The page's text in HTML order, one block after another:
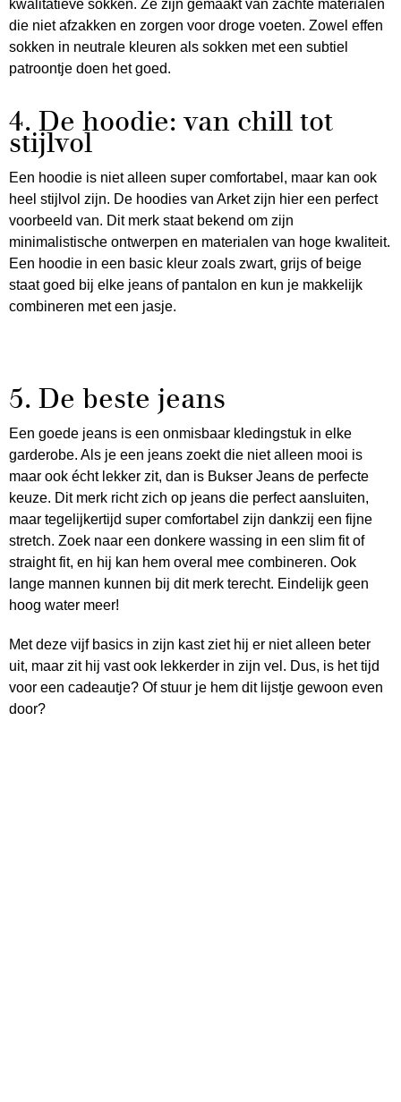
kwalitatieve sokken. Ze zijn gemaakt van zachte materialen
die niet afzakken en zorgen voor droge voeten. Zowel effen
sokken in neutrale kleuren als sokken met een subtiel
patroontje doen het goed.
4. De hoodie: van chill tot
stijlvol
Een hoodie is niet alleen super comfortabel, maar kan ook
heel stijlvol zijn. De hoodies van Arket zijn hier een perfect
voorbeeld van. Dit merk staat bekend om zijn
minimalistische ontwerpen en materialen van hoge kwaliteit.
Een hoodie in een basic kleur zoals zwart, grijs of beige
staat goed bij elke jeans of pantalon en kun je makkelijk
combineren met een jasje.
5. De beste jeans
Een goede jeans is een onmisbaar kledingstuk in elke
garderobe. Als je een jeans zoekt die niet alleen mooi is
maar ook écht lekker zit, dan is Bukser Jeans de perfecte
keuze. Dit merk richt zich op jeans die perfect aansluiten,
maar tegelijkertijd super comfortabel zijn dankzij een fijne
stretch. Zoek naar een donkere wassing in een slim fit of
straight fit, en hij kan hem overal mee combineren. Ook
lange mannen kunnen bij dit merk terecht. Eindelijk geen
hoog water meer!
Met deze vijf basics in zijn kast ziet hij er niet alleen beter
uit, maar zit hij vast ook lekkerder in zijn vel. Dus, is het tijd
voor een cadeautje? Of stuur je hem dit lijstje gewoon even
door?